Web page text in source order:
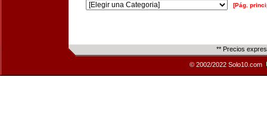
[Pág.
** Precios
© 2002/2022 Solo10.com